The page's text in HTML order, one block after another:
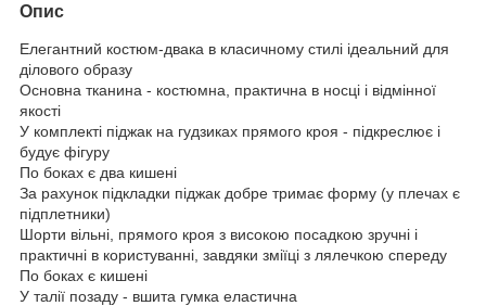
Опис
Елегантний костюм-двака в класичному стилі ідеальний для
ділового образу
Основна тканина - костюмна, практична в носці і відмінної
якості
У комплекті піджак на гудзиках прямого кроя - підкреслює і
будує фігуру
По боках є два кишені
За рахунок підкладки піджак добре тримає форму (у плечах є
підплетники)
Шорти вільні, прямого кроя з високою посадкою зручні і
практичні в користуванні, завдяки зміїці з лялечкою спереду
По боках є кишені
У талії позаду - вшита гумка еластична